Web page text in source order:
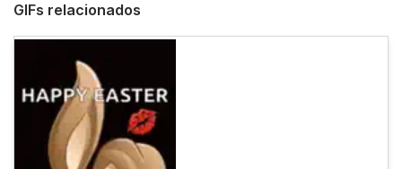
GIFs relacionados